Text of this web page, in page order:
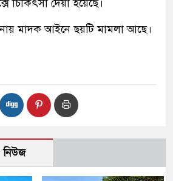
চিকিৎসা দেয়া হয়েছে।
মাদক আইনে ছয়টি মামলা আছে।